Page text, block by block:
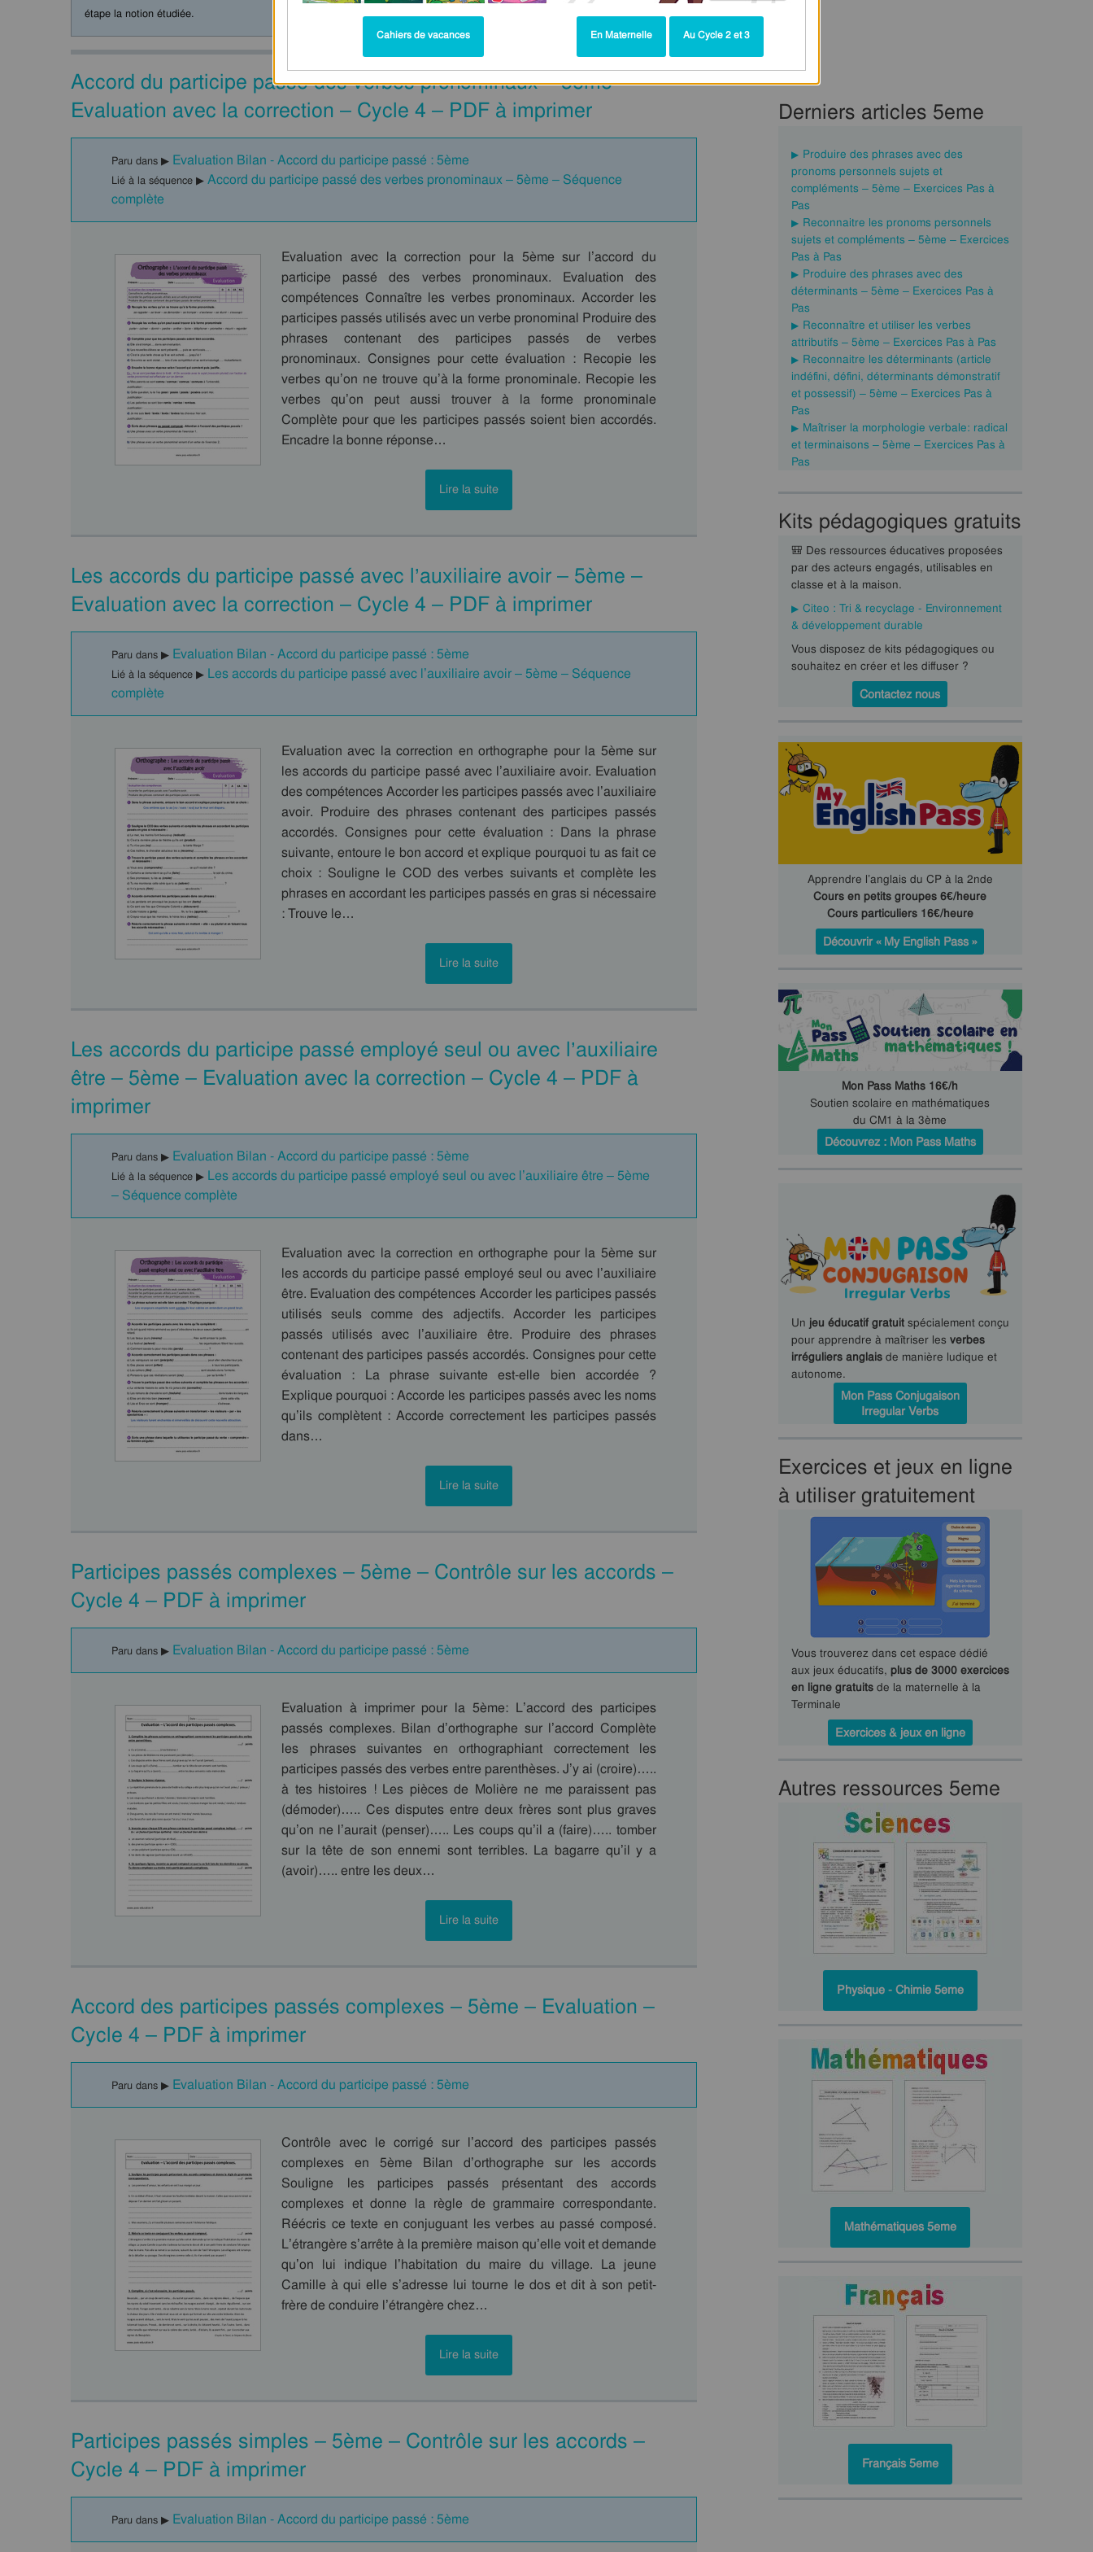
étape la notion étudiée.
Accord du participe passé des verbes pronominaux – 5ème –
Evaluation avec la correction – Cycle 4 – PDF à imprimer
Paru dans ▶ Evaluation Bilan - Accord du participe passé : 5ème
Lié à la séquence ▶ Accord du participe passé des verbes pronominaux – 5ème – Séquence
complète
Evaluation avec la correction pour la 5ème sur l’accord du
participe passé des verbes pronominaux. Evaluation des
compétences Connaître les verbes pronominaux. Accorder les
participes passés utilisés avec un verbe pronominal Produire des
phrases contenant des participes passés de verbes
pronominaux. Consignes pour cette évaluation : Recopie les
verbes qu’on ne trouve qu’à la forme pronominale. Recopie les
verbes qu’on peut aussi trouver à la forme pronominale
Complète pour que les participes passés soient bien accordés.
Encadre la bonne réponse…
Lire la suite
Les accords du participe passé avec l’auxiliaire avoir – 5ème –
Evaluation avec la correction – Cycle 4 – PDF à imprimer
Paru dans ▶ Evaluation Bilan - Accord du participe passé : 5ème
Lié à la séquence ▶ Les accords du participe passé avec l’auxiliaire avoir – 5ème – Séquence
complète
Evaluation avec la correction en orthographe pour la 5ème sur
les accords du participe passé avec l’auxiliaire avoir. Evaluation
des compétences Accorder les participes passés avec l’auxiliaire
avoir. Produire des phrases contenant des participes passés
accordés. Consignes pour cette évaluation : Dans la phrase
suivante, entoure le bon accord et explique pourquoi tu as fait ce
choix : Souligne le COD des verbes suivants et complète les
phrases en accordant les participes passés en gras si nécessaire
: Trouve le…
Lire la suite
Les accords du participe passé employé seul ou avec l’auxiliaire
être – 5ème – Evaluation avec la correction – Cycle 4 – PDF à
imprimer
Paru dans ▶ Evaluation Bilan - Accord du participe passé : 5ème
Lié à la séquence ▶ Les accords du participe passé employé seul ou avec l’auxiliaire être – 5ème
– Séquence complète
Evaluation avec la correction en orthographe pour la 5ème sur
les accords du participe passé employé seul ou avec l’auxiliaire
être. Evaluation des compétences Accorder les participes passés
utilisés seuls comme des adjectifs. Accorder les participes
passés utilisés avec l’auxiliaire être. Produire des phrases
contenant des participes passés accordés. Consignes pour cette
évaluation : La phrase suivante est-elle bien accordée ?
Explique pourquoi : Accorde les participes passés avec les noms
qu’ils complètent : Accorde correctement les participes passés
dans…
Lire la suite
Participes passés complexes – 5ème – Contrôle sur les accords –
Cycle 4 – PDF à imprimer
Paru dans ▶ Evaluation Bilan - Accord du participe passé : 5ème
Evaluation à imprimer pour la 5ème: L’accord des participes
passés complexes. Bilan d’orthographe sur l’accord Complète
les phrases suivantes en orthographiant correctement les
participes passés des verbes entre parenthèses. J’y ai (croire)…..
à tes histoires ! Les pièces de Molière ne me paraissent pas
(démoder)….. Ces disputes entre deux frères sont plus graves
qu’on ne l’aurait (penser)….. Les coups qu’il a (faire)….. tomber
sur la tête de son ennemi sont terribles. La bagarre qu’il y a
(avoir)….. entre les deux…
Lire la suite
Accord des participes passés complexes – 5ème – Evaluation –
Cycle 4 – PDF à imprimer
Paru dans ▶ Evaluation Bilan - Accord du participe passé : 5ème
Contrôle avec le corrigé sur l’accord des participes passés
complexes en 5ème Bilan d’orthographe sur les accords
Souligne les participes passés présentant des accords
complexes et donne la règle de grammaire correspondante.
Réécris ce texte en conjuguant les verbes au passé composé.
L’étrangère s’arrête à la première maison qu’elle voit et demande
qu’on lui indique l’habitation du maire du village. La jeune
Camille à qui elle s’adresse lui tourne le dos et dit à son petit-
frère de conduire l’étrangère chez…
Lire la suite
Participes passés simples – 5ème – Contrôle sur les accords –
Cycle 4 – PDF à imprimer
Paru dans ▶ Evaluation Bilan - Accord du participe passé : 5ème
Derniers articles 5eme
Produire des phrases avec des
pronoms personnels sujets et
compléments – 5ème – Exercices Pas à
Pas
Reconnaitre les pronoms personnels
sujets et compléments – 5ème – Exercices
Pas à Pas
Produire des phrases avec des
déterminants – 5ème – Exercices Pas à
Pas
Reconnaître et utiliser les verbes
attributifs – 5ème – Exercices Pas à Pas
Reconnaitre les déterminants (article
indéfini, défini, déterminants démonstratif
et possessif) – 5ème – Exercices Pas à
Pas
Maîtriser la morphologie verbale: radical
et terminaisons – 5ème – Exercices Pas à
Pas
Kits pédagogiques gratuits
🎒 Des ressources éducatives proposées
par des acteurs engagés, utilisables en
classe et à la maison.
Citeo : Tri & recyclage - Environnement
& développement durable
Vous disposez de kits pédagogiques ou
souhaitez en créer et les diffuser ?
Contactez nous
Apprendre l’anglais du CP à la 2nde
Cours en petits groupes 6€/heure
Cours particuliers 16€/heure
Découvrir « My English Pass »
Mon Pass Maths 16€/h
Soutien scolaire en mathématiques
du CM1 à la 3ème
Découvrez : Mon Pass Maths
Un jeu éducatif gratuitspécialement conçu
pour apprendre à maîtriser les verbes
irréguliers anglaisde manière ludique et
autonome.
Mon Pass Conjugaison
Irregular Verbs
Exercices et jeux en ligne
à utiliser gratuitement
Vous trouverez dans cet espace dédié
aux jeux éducatifs, plus de 3000 exercices
en ligne gratuitsde la maternelle à la
Terminale
Exercices & jeux en ligne
Autres ressources 5eme
Physique - Chimie 5eme
Mathématiques 5eme
Français 5eme
Cahiers de vacances En Maternelle Au Cycle 2 et 3